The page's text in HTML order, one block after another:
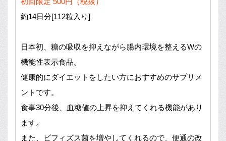
約14日分[112粒入り]
日本初、糖の吸収を抑えながら腸内環境を整えるWの
機能性表示食品。
健康的にダイエットをしたい方におすすめのサプリメ
ントです。
食事30分後、血糖値の上昇を抑えてくれる機能があり
ます。
また、ビフィズス菌を増やしてくれるので、便通の改